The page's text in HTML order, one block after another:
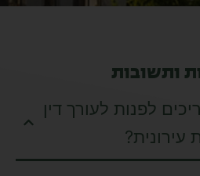
ותשובות
לפנות לעורך דין